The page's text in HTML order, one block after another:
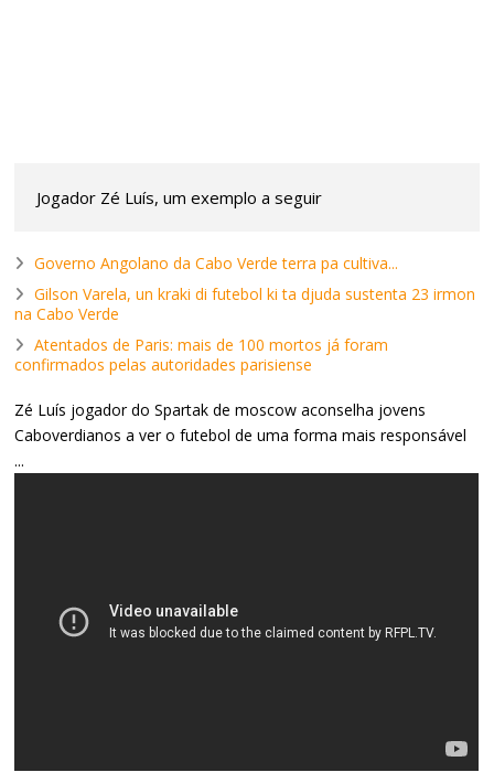
Jogador Zé Luís, um exemplo a seguir
Governo Angolano da Cabo Verde terra pa cultiva...
Gilson Varela, un kraki di futebol ki ta djuda sustenta 23 irmon
na Cabo Verde
Atentados de Paris: mais de 100 mortos já foram
confirmados pelas autoridades parisiense
Zé Luís jogador do Spartak de moscow aconselha jovens
Caboverdianos a ver o futebol de uma forma mais responsável
...